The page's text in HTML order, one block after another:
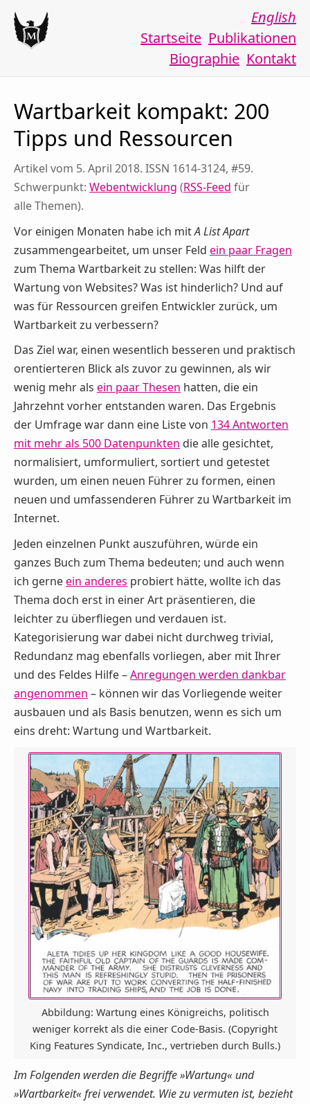
Startseite Publikationen
Biographie Kontakt
English
Wartbarkeit kompakt: 200
Tipps und Ressourcen
Artikel vom 5. April 2018. ISSN 1614-3124, #59.
Schwerpunkt: Webentwicklung (RSS-Feed für
alle Themen).
Vor einigen Monaten habe ich mitA List Apart
zusammengearbeitet, um unser Feld ein paar Fragen
zum Thema Wartbarkeit zu stellen: Was hilft der
Wartung von Websites? Was ist hinderlich? Und auf
was für Ressourcen greifen Entwickler zurück, um
Wartbarkeit zu verbessern?
Das Ziel war, einen wesentlich besseren und praktisch
orentierteren Blick als zuvor zu gewinnen, als wir
wenig mehr als ein paar Thesen hatten, die ein
Jahrzehnt vorher entstanden waren. Das Ergebnis
der Umfrage war dann eine Liste von 134 Antworten
mit mehr als 500 Datenpunkten die alle gesichtet,
normalisiert, umformuliert, sortiert und getestet
wurden, um einen neuen Führer zu formen, einen
neuen und umfassenderen Führer zu Wartbarkeit im
Internet.
Jeden einzelnen Punkt auszuführen, würde ein
ganzes Buch zum Thema bedeuten; und auch wenn
ich gerneein anderes probiert hätte, wollte ich das
Thema doch erst in einer Art präsentieren, die
leichter zu überfliegen und verdauen ist.
Kategorisierung war dabei nicht durchweg trivial,
Redundanz mag ebenfalls vorliegen, aber mit Ihrer
und des Feldes Hilfe –Anregungen werden dankbar
angenommen – können wir das Vorliegende weiter
ausbauen und als Basis benutzen, wenn es sich um
eins dreht: Wartung und Wartbarkeit.
Abbildung: Wartung eines Königreichs, politisch
weniger korrekt als die einer Code-Basis. (Copyright
King Features Syndicate, Inc., vertrieben durch Bulls.)
Im Folgenden werden die Begriffe »Wartung« und
»Wartbarkeit« frei verwendet. Wie zu vermuten ist, bezieht